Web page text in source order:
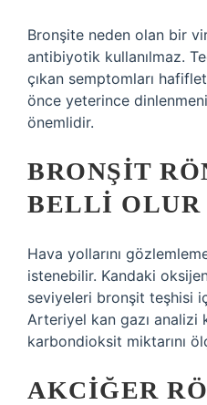
Bronşite neden olan bir
antibiyotik kullanılmaz.
çıkan semptomları
önce yeterince
önemlidir.
BRONŞIT
BELLI OLUR
Hava yollarını
istenebilir. Kandaki
seviyeleri bronşit teşhisi
Arteriyel kan gazı analizi
karbondioksit miktarını
AKCIĞER